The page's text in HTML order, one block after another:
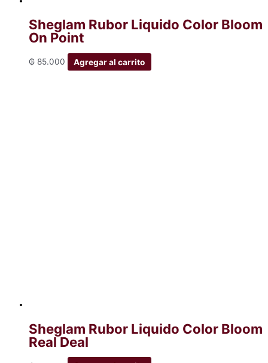
Sheglam Rubor Liquido Color Bloom
On Point
₲ 85.000 Agregar al carrito
Sheglam Rubor Liquido Color Bloom
Real Deal